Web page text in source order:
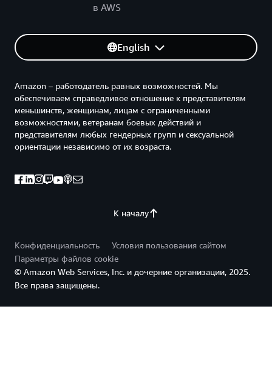
в AWS
English
К началу
Amazon – работодатель равных возможностей. Мы
обеспечиваем справедливое отношение к представителям
меньшинств, женщинам, лицам с ограниченными
возможностями, ветеранам боевых действий и
представителям любых гендерных групп и сексуальной
ориентации независимо от их возраста.
Конфиденциальность
Условия пользования сайтом
Параметры файлов cookie
© Amazon Web Services, Inc. и дочерние организации, 2025.
Все права защищены.